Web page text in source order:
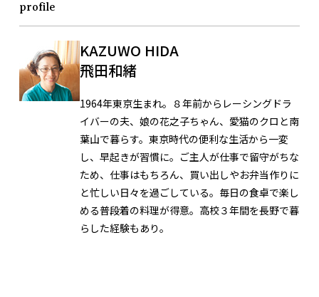
profile
KAZUWO HIDA
飛田和緒
1964年東京生まれ。８年前からレーシングドラ
イバーの夫、娘の花之子ちゃん、愛猫のクロと南
葉山で暮らす。東京時代の便利な生活から一変
し、早起きが習慣に。ご主人が仕事で留守がちな
ため、仕事はもちろん、買い出しやお弁当作りに
と忙しい日々を過ごしている。毎日の食卓で楽し
める普段着の料理が得意。高校３年間を長野で暮
らした経験もあり。